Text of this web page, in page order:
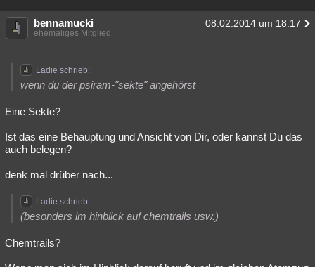
bennamucki 08.02.2014 um 18:17
ehemaliges Mitglied
Ladie schrieb:
wenn du der psiram-"sekte" angehörst
Eine Sekte?
Ist das eine Behauptung und Ansicht von Dir, oder kannst Du das
auch belegen?
denk mal drüber nach...
Ladie schrieb:
(besonders im hinblick auf chemtrails usw.)
Chemtrails?